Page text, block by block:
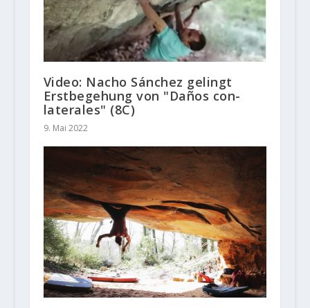
Video: Nacho Sánchez gelingt
Erstbegehung von "Daños con-
laterales" (8C)
9. Mai 2022